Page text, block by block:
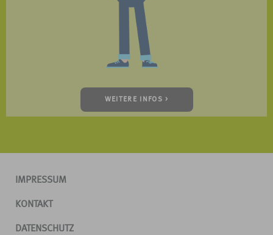
WEITERE INFOS >
IMPRESSUM
KONTAKT
DATENSCHUTZ